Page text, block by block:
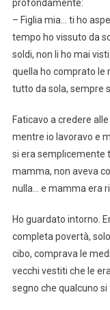
profondamente:
– Figlia mia… ti ho
tempo ho vissuto da
soldi, non li ho mai
quella ho comprato le
tutto da sola, sempre
Faticavo a credere
mentre io lavoravo e
si era semplicemente
mamma, non aveva
nulla… e mamma era
Ho guardato intorno.
completa povertà,
cibo, comprava le
vecchi vestiti che le
segno che qualcuno si